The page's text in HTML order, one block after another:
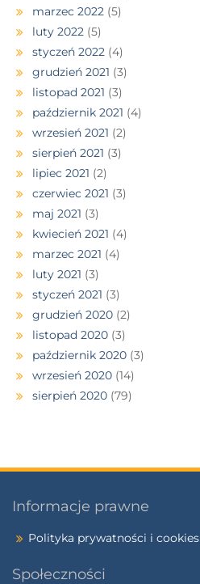
marzec 2022 (5)
luty 2022 (5)
styczeń 2022 (4)
grudzień 2021 (3)
listopad 2021 (3)
październik 2021 (4)
wrzesień 2021 (2)
sierpień 2021 (3)
lipiec 2021 (2)
czerwiec 2021 (3)
maj 2021 (3)
kwiecień 2021 (4)
marzec 2021 (4)
luty 2021 (3)
styczeń 2021 (3)
grudzień 2020 (2)
listopad 2020 (3)
październik 2020 (3)
wrzesień 2020 (14)
sierpień 2020 (79)
Informacje prawne
Polityka prywatności i cookies
Społeczności